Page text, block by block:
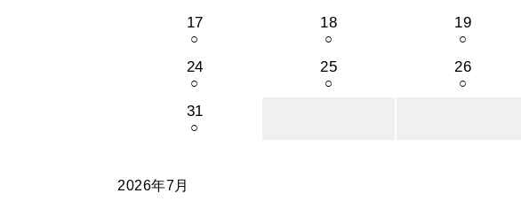
17
○
18
○
19
○
24
○
25
○
26
○
31
○
2026年7月